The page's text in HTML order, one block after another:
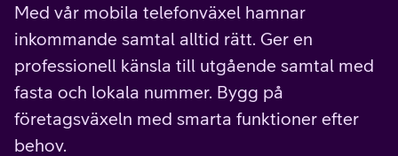
Med vår mobila telefonväxel hamnar
inkommande samtal alltid rätt. Ger en
professionell känsla till utgående samtal med
fasta och lokala nummer. Bygg på
företagsväxeln med smarta funktioner efter
behov.